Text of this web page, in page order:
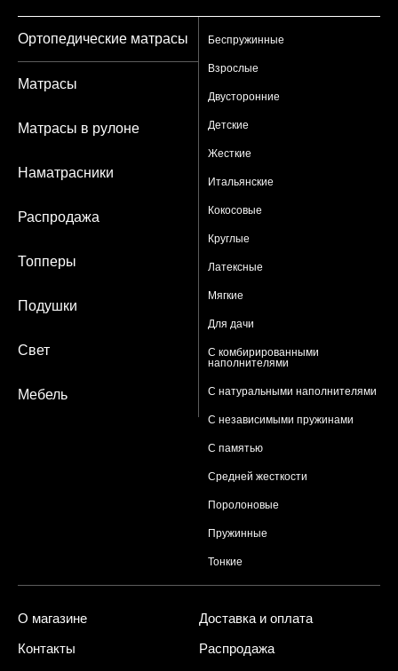
Ортопедические матрасы Беспружинные
Взрослые
Двусторонние
Детские
Жесткие
Итальянские
Кокосовые
Круглые
Латексные
Мягкие
Для дачи
С комбирированными
наполнителями
С натуральными наполнителями
С независимыми пружинами
С памятью
Средней жесткости
Поролоновые
Пружинные
Тонкие
Матрасы
Матрасы в рулоне
Наматрасники
Распродажа
Топперы
Подушки
Свет
Мебель
О магазине
Доставка и оплата
Контакты
Распродажа